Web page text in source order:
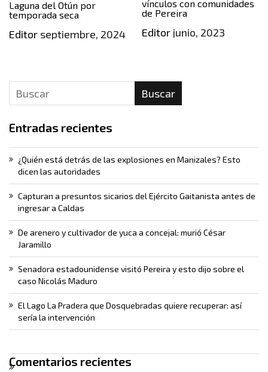
Laguna del Otún por
temporada seca
Editor septiembre, 2024
vínculos con comunidades
de Pereira
Editorjunio, 2023
Buscar
Entradas recientes
¿Quién está detrás de las explosiones en Manizales? Esto
dicen las autoridades
Capturan a presuntos sicarios del Ejército Gaitanista antes de
ingresar a Caldas
De arenero y cultivador de yuca a concejal: murió César
Jaramillo
Senadora estadounidense visitó Pereira y esto dijo sobre el
caso Nicolás Maduro
El Lago La Pradera que Dosquebradas quiere recuperar: así
sería la intervención
Comentarios recientes